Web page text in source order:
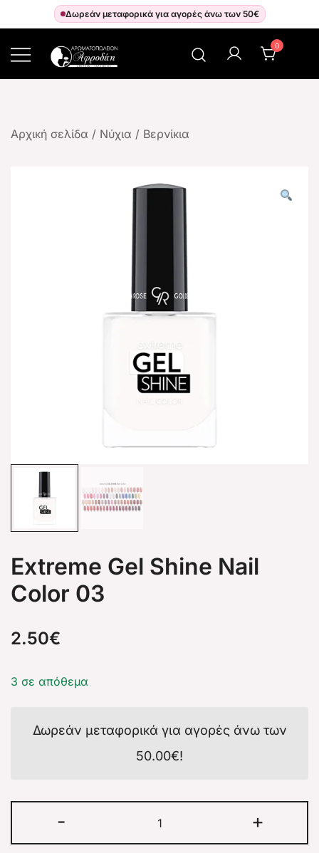
Δωρεάν μεταφορικά για αγορές άνω των 50€
0
Αρχική σελίδα / Νύχια / Βερνίκια
Extreme Gel Shine Nail
Color 03
2.50€
3 σε απόθεμα
Δωρεάν μεταφορικά για αγορές άνω των
50.00€!
- +